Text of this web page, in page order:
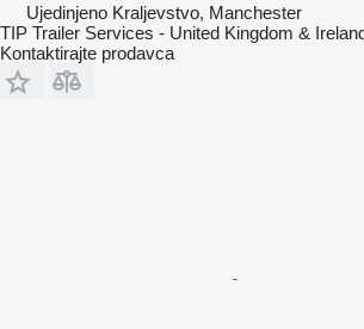
Ujedinjeno Kraljevstvo, Manchester
TIP Trailer Services - United Kingdom &
Kontaktirajte prodavca